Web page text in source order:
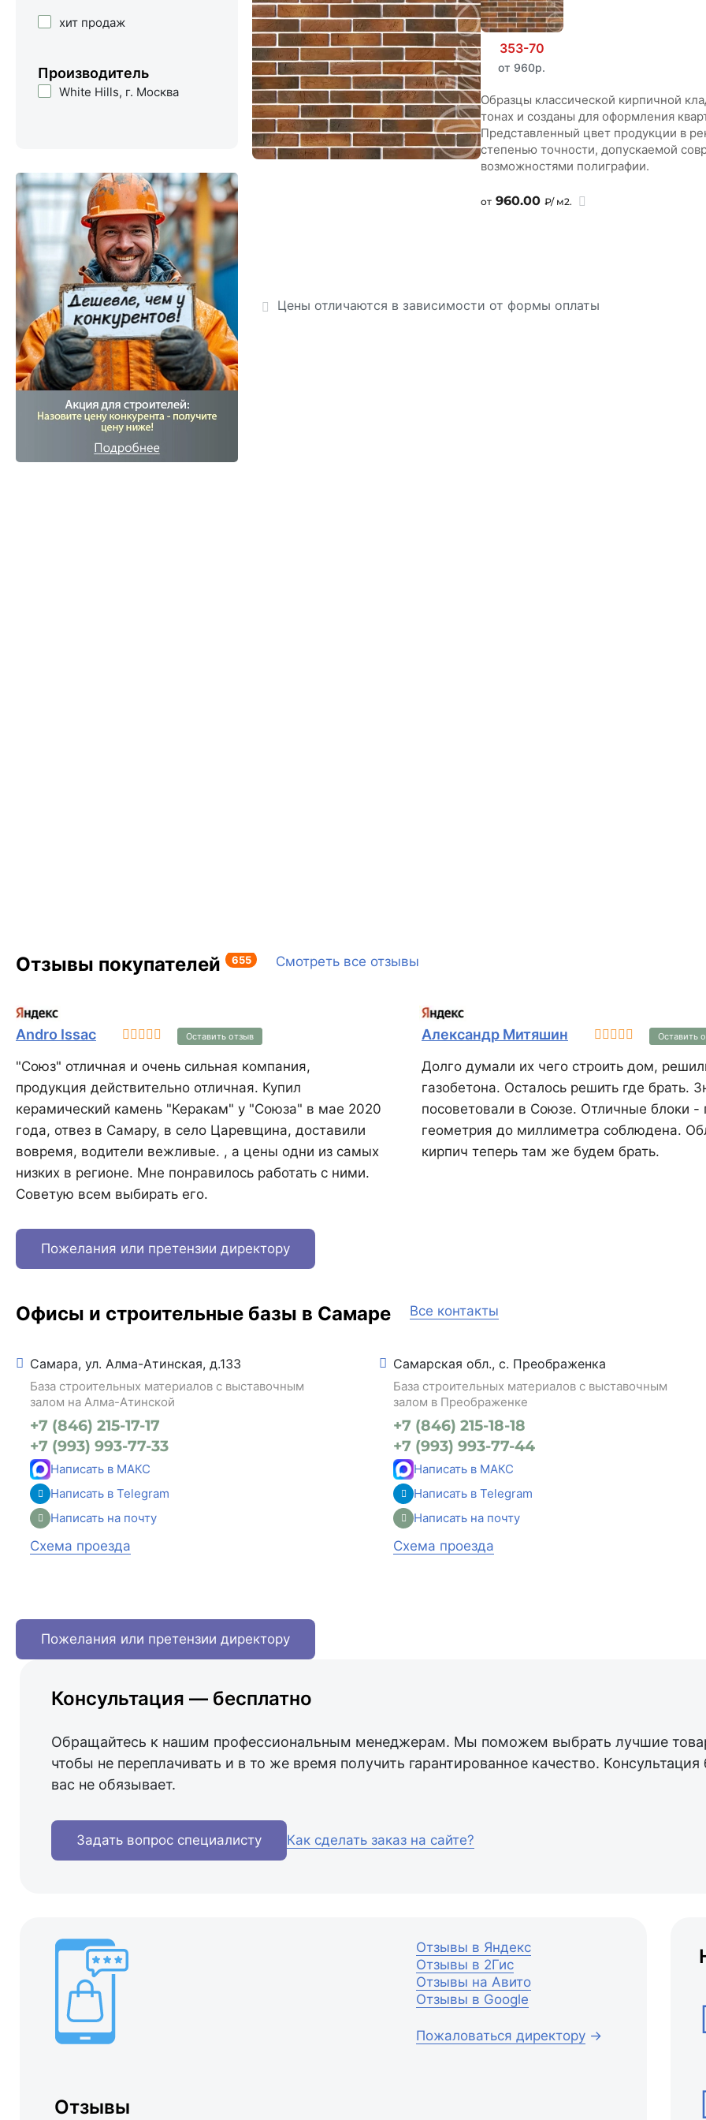
хит продаж
производитель
White Hills, г. Москва
353-70
от 960р.
Образцы классической кирпичной
тонах и созданы для оформления
Представленный цвет продукции в
степенью точности, допускаемой
возможностями полиграфии.
от 960.00 ₽/ м2.
Цены отличаются в зависимости от формы оплаты
Отзывы покупателей 655 Смотреть все отзывы
Andro Issac Оставить отзыв
"Союз" отличная и очень сильная компания,
продукция действительно отличная. Купил
керамический камень "Керакам" у "Союза" в мае 2020
года, отвез в Самару, в село Царевщина, доставили
вовремя, водители вежливые. , а цены одни из самых
низких в регионе. Мне понравилось работать с ними.
Советую всем выбирать его.
Александр Митяшин Оставить
Долго думали их чего строить дом,
газобетона. Осталось решить где брать.
посоветовали в Союзе. Отличные блоки -
геометрия до миллиметра соблюдена.
кирпич теперь там же будем брать.
Пожелания или претензии директору
Офисы и строительные базы в Самаре Все контакты
Самара, ул. Алма-Атинская, д.133
База строительных материалов с выставочным
залом на Алма-Атинской
+7 (846) 215-17-17
+7 (993) 993-77-33
Написать в МАКС
Написать в Telegram
Написать на почту
Схема проезда
Самарская обл., с. Преображенка
База строительных материалов с выставочным
залом в Преображенке
+7 (846) 215-18-18
+7 (993) 993-77-44
Написать в МАКС
Написать в Telegram
Написать на почту
Схема проезда
Пожелания или претензии директору
Консультация — бесплатно
Обращайтесь к нашим профессиональным менеджерам. Мы поможем выбрать лучшие
чтобы не переплачивать и в то же время получить гарантированное качество.
вас не обязывает.
Задать вопрос специалисту Как сделать заказ на сайте?
Отзывы в Яндекс
Отзывы в 2Гис
Отзывы на Авито
Отзывы в Google
Пожаловаться директору→
Отзывы